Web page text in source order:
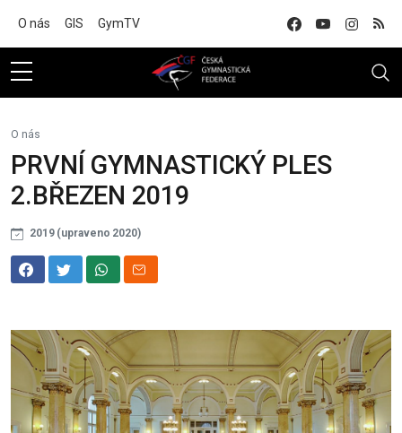
O nás GIS GymTV
O nás
PRVNÍ GYMNASTICKÝ PLES
2.BŘEZEN 2019
2019 (upraveno 2020)